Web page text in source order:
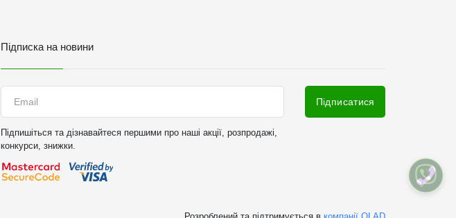
Підписка на новини
Підпишіться та дізнавайтеся першими про наші акції, розпродажі,
конкурси, знижки.
Підписатися